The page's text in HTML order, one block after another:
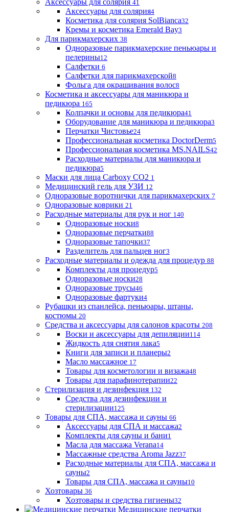
Аксессуары для солярия 41
Аксессуары для солярия4
Косметика для солярия SolBianca32
Кремы и косметика Emerald Bay3
Для парикмахерских 38
Одноразовые парикмахерские пеньюары и
пелерины12
Салфетки 6
Салфетки для парикмахерской8
Фольга для окрашивания волос8
Косметика и аксессуары для маникюра и
педикюра 165
Колпачки и основы для педикюра41
Оборудование для маникюра и педикюра3
Перчатки Чистовье24
Профессиональная косметика DoctorDerm5
Профессиональная косметика MS.NAILS42
Расходные материалы для маникюра и
педикюра5
Маски для лица Carboxy CO2 1
Медицинский гель для УЗИ 12
Одноразовые воротнички для парикмахерских 7
Одноразовые коврики 21
Расходные материалы для рук и ног 140
Одноразовые носки8
Одноразовые перчатки88
Одноразовые тапочки37
Разделитель для пальцев ног3
Расходные материалы и одежда для процедур 88
Комплекты для процедур5
Одноразовые носки28
Одноразовые трусы46
Одноразовые фартуки4
Рубашки из спанлейса, пеньюары, штаны,
костюмы 20
Средства и аксессуары для салонов красоты 208
Воски и аксессуары для депиляции114
Жидкость для снятия лака5
Книги для записи и планеры2
Масло массажное 17
Товары для косметологии и визажа48
Товары для парафинотерапии22
Стерилизация и дезинфекция 132
Средства для дезинфекции и
стерилизации125
Товары для СПА, массажа и сауны 66
Аксессуары для СПА и массажа2
Комплекты для сауны и бани1
Масла для массажа Verana14
Массажные средства Aroma Jazz37
Расходные материалы для СПА, массажа и
сауны2
Товары для СПА, массажа и сауны10
Хозтовары 36
Хозтовары и средства гигиены32
Медицинские перчатки